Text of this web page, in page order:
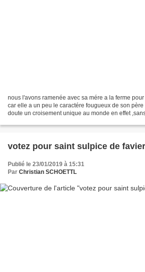
nous l'avons ramenée avec sa mére a la ferme
car elle a un peu le caractére fougueux de son père
doute un croisement unique au monde en effet
votez pour saint sulpice de
Publié le 23/01/2019 à 15:31
Par Christian SCHOETTL